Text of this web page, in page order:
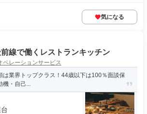
気になる
線で働くレストランキッチン
ペレーションサービス
は業界トップクラス！44歳以下は100％面談保
機・自己...